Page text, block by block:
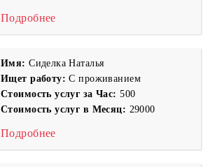
Подробнее
Имя:Сиделка Наталья
Ищет работу:С проживанием
Стоимость услуг за Час:500
Стоимость услуг в Месяц: 29000
Подробнее